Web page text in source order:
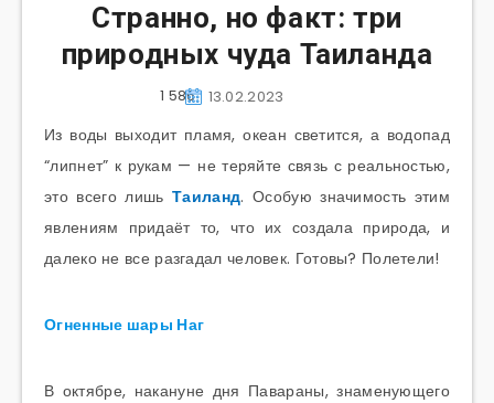
Странно, но факт: три
природных чуда Таиланда
13.02.2023
1 586
Из воды выходит пламя, океан светится, а водопад
“липнет” к рукам — не теряйте связь с реальностью,
это всего лишьТаиланд. Особую значимость этим
явлениям придаёт то, что их создала природа, и
далеко не все разгадал человек. Готовы? Полетели!
Огненные шары Наг
В октябре, накануне дня Павараны, знаменующего